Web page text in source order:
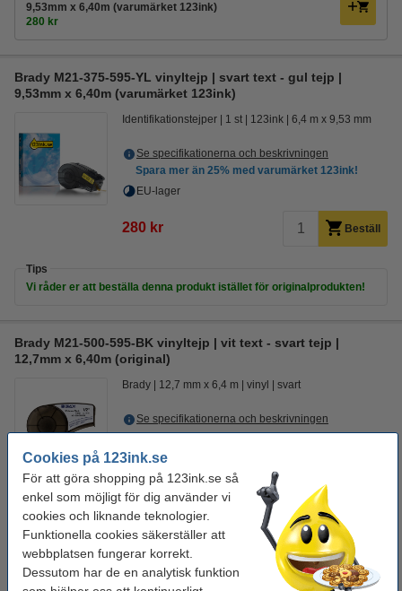
Cookies på 123ink.se
För att göra shopping på 123ink.se så
enkel som möjligt för dig använder vi
cookies och liknande teknologier.
Funktionella cookies säkerställer att
webbplatsen fungerar korrekt.
Dessutom har de en analytisk funktion
9,53mm x 6,40m (varumärket 123ink)
280 kr
Brady M21-375-595-YL vinyltejp | svart text - gul tejp |
9,53mm x 6,40m (varumärket 123ink)
Identifikationstejper 1 st 123ink 6,4 m x 9,53 mm
Se specifikationerna och beskrivningen
Spara mer än 25% med varumärket 123ink!
EU-lager
280 kr Beställ
Tips
Vi råder er att beställa denna produkt istället för originalprodukten!
Brady M21-500-595-BK vinyltejp | vit text - svart tejp |
12,7mm x 6,40m (original)
Brady 12,7 mm x 6,4 m vinyl svart
Se specifikationerna och beskrivningen
425 kr
Spara nästan20%med varumärket 123ink!
Brady M21-500-595-BK vinyltejp | vit text - svart tejp |
12,7mm x 6,40m (varumärket 123ink)
350 kr